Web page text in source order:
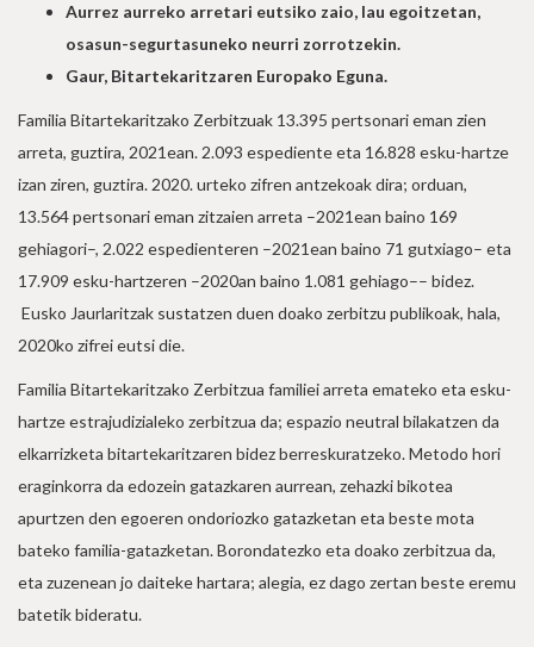
Aurrez aurreko arretari eutsiko zaio, lau egoitzetan,
osasun-segurtasuneko neurri zorrotzekin.
Gaur, Bitartekaritzaren Europako Eguna.
Familia Bitartekaritzako Zerbitzuak 13.395 pertsonari eman zien
arreta, guztira, 2021ean. 2.093 espediente eta 16.828 esku-hartze
izan ziren, guztira. 2020. urteko zifren antzekoak dira; orduan,
13.564 pertsonari eman zitzaien arreta –2021ean baino 169
gehiagori–, 2.022 espedienteren –2021ean baino 71 gutxiago– eta
17.909 esku-hartzeren –2020an baino 1.081 gehiago–– bidez.
Eusko Jaurlaritzak sustatzen duen doako zerbitzu publikoak, hala,
2020ko zifrei eutsi die.
Familia Bitartekaritzako Zerbitzua familiei arreta emateko eta esku-
hartze estrajudizialeko zerbitzua da; espazio neutral bilakatzen da
elkarrizketa bitartekaritzaren bidez berreskuratzeko. Metodo hori
eraginkorra da edozein gatazkaren aurrean, zehazki bikotea
apurtzen den egoeren ondoriozko gatazketan eta beste mota
bateko familia-gatazketan. Borondatezko eta doako zerbitzua da,
eta zuzenean jo daiteke hartara; alegia, ez dago zertan beste eremu
batetik bideratu.